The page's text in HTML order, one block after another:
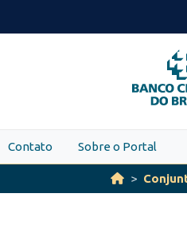
Contato Sobre o Portal